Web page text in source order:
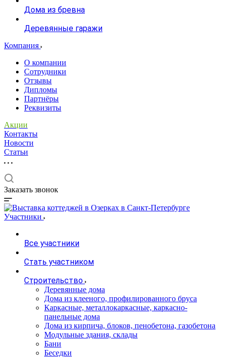
Дома из бревна
Деревянные гаражи
Компания
О компании
Сотрудники
Отзывы
Дипломы
Партнёры
Реквизиты
Акции
Контакты
Новости
Статьи
Заказать звонок
Участники
Все участники
Стать участником
Строительство
Деревянные дома
Дома из клееного, профилированного бруса
Каркасные, металлокаркасные, каркасно-
панельные дома
Дома из кирпича, блоков, пенобетона, газобетона
Модульные здания, склады
Бани
Беседки